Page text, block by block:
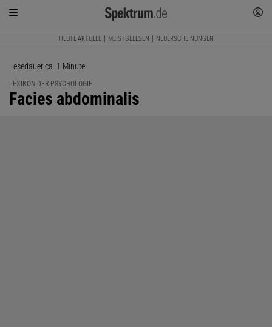
HEUTE AKTUELL MEISTGELESEN NEUERSCHEINUNGEN
Lesedauer ca. 1 Minute
LEXIKON DER PSYCHOLOGIE
:
Facies abdominalis